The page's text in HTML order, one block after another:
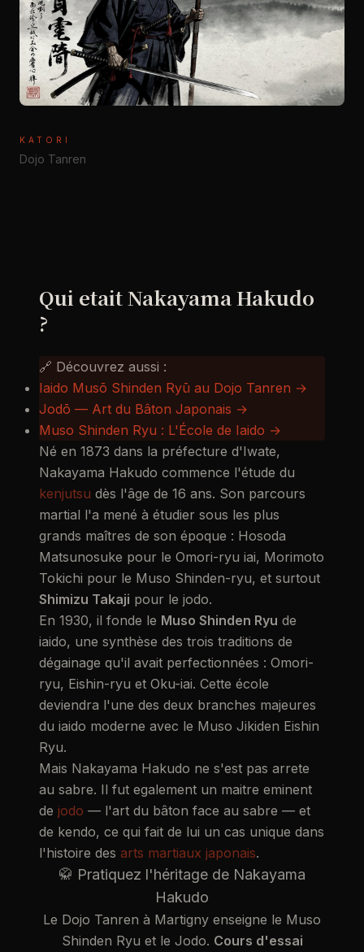
KATORI
Dojo Tanren
Qui etait Nakayama Hakudo
?
🔗 Découvrez aussi :
Iaido Musō Shinden Ryū au Dojo Tanren →
Jodō — Art du Bâton Japonais →
Muso Shinden Ryu : L'École de Iaido →
Né en 1873 dans la préfecture d'Iwate,
Nakayama Hakudo commence l'étude du
kenjutsu dès l'âge de 16 ans. Son parcours
martial l'a mené à étudier sous les plus
grands maîtres de son époque : Hosoda
Matsunosuke pour le Omori-ryu iai, Morimoto
Tokichi pour le Muso Shinden-ryu, et surtout
Shimizu Takaji pour le jodo.
En 1930, il fonde le Muso Shinden Ryu de
iaido, une synthèse des trois traditions de
dégainage qu'il avait perfectionnées : Omori-
ryu, Eishin-ryu et Oku-iai. Cette école
deviendra l'une des deux branches majeures
du iaido moderne avec le Muso Jikiden Eishin
Ryu.
Mais Nakayama Hakudo ne s'est pas arrete
au sabre. Il fut egalement un maitre eminent
de jodo — l'art du bâton face au sabre — et
de kendo, ce qui fait de lui un cas unique dans
l'histoire des arts martiaux japonais.
🥋 Pratiquez l'héritage de Nakayama
Hakudo
Le Dojo Tanren à Martigny enseigne le Muso
Shinden Ryu et le Jodo. Cours d'essai